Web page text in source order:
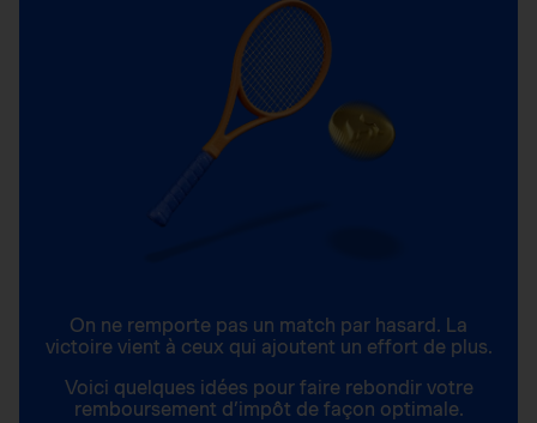
On ne remporte pas un match par hasard. La
victoire vient à ceux qui ajoutent un effort de plus.
Voici quelques idées pour faire rebondir votre
remboursement d’impôt de façon optimale.